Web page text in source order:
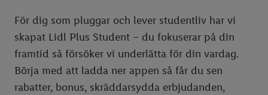
För dig som pluggar och lever studentliv har vi
skapat Lidl Plus Student – du fokuserar på din
framtid så försöker vi underlätta för din vardag.
Börja med att ladda ner appen så får du sen
rabatter, bonus, skräddarsydda erbjudanden,